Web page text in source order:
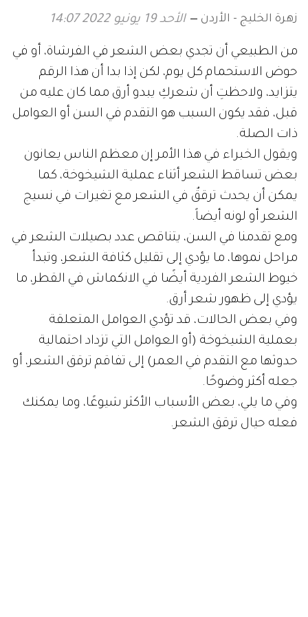
زهرة الخليج - الأردن الأحد 19 يونيو 2022 14:07
من الطبيعي أن تجدي بعض الشعر في الفرشاة، أو في
حوض الاستحمام كل يوم، لكن إذا بدا أن هذا الرقم
يتزايد، ولاحظتِ أن شعركِ يبدو أرق مما كان عليه من
قبل، فقد يكون السبب هو التقدم في السن أو العوامل
ذات الصلة.
ويقول الخبراء في هذا الأمر إن معظم الناس يعانون
بعض تساقط الشعر أثناء عملية الشيخوخة، كما
يمكن أن يحدث ترققٌ في الشعر مع تغيرات في نسيج
الشعر أو لونه أيضاً.
ومع تقدمنا ​​في السن، يتناقص عدد بصيلات الشعر في
مراحل نموها، ما يؤدي إلى تقليل كثافة الشعر، وتبدأ
خيوط الشعر الفردية أيضًا في الانكماش في القطر، ما
يؤدي إلى ظهور شعر أرق.
وفي بعض الحالات، قد تؤدي العوامل المتعلقة
بعملية الشيخوخة (أو العوامل التي تزداد احتمالية
حدوثها مع التقدم في العمر) إلى تفاقم ترقق الشعر، أو
جعله أكثر وضوحًا.
وفي ما يلي، بعض الأسباب الأكثر شيوعًا، وما يمكنك
فعله حيال ترقق الشعر.